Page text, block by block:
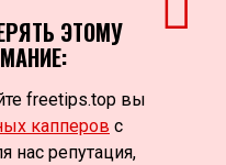
ЭТОМУ
freetips.top вы
капперов с
нас репутация,